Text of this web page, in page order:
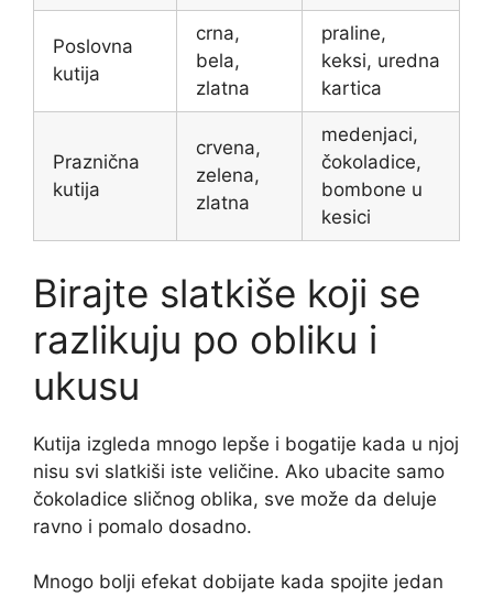
Poslovna
kutija
crna,
bela,
zlatna
praline,
keksi, uredna
kartica
Praznična
kutija
crvena,
zelena,
zlatna
medenjaci,
čokoladice,
bombone u
kesici
Birajte slatkiše koji se
razlikuju po obliku i
ukusu
Kutija izgleda mnogo lepše i bogatije kada u njoj
nisu svi slatkiši iste veličine. Ako ubacite samo
čokoladice sličnog oblika, sve može da deluje
ravno i pomalo dosadno.
Mnogo bolji efekat dobijate kada spojite jedan